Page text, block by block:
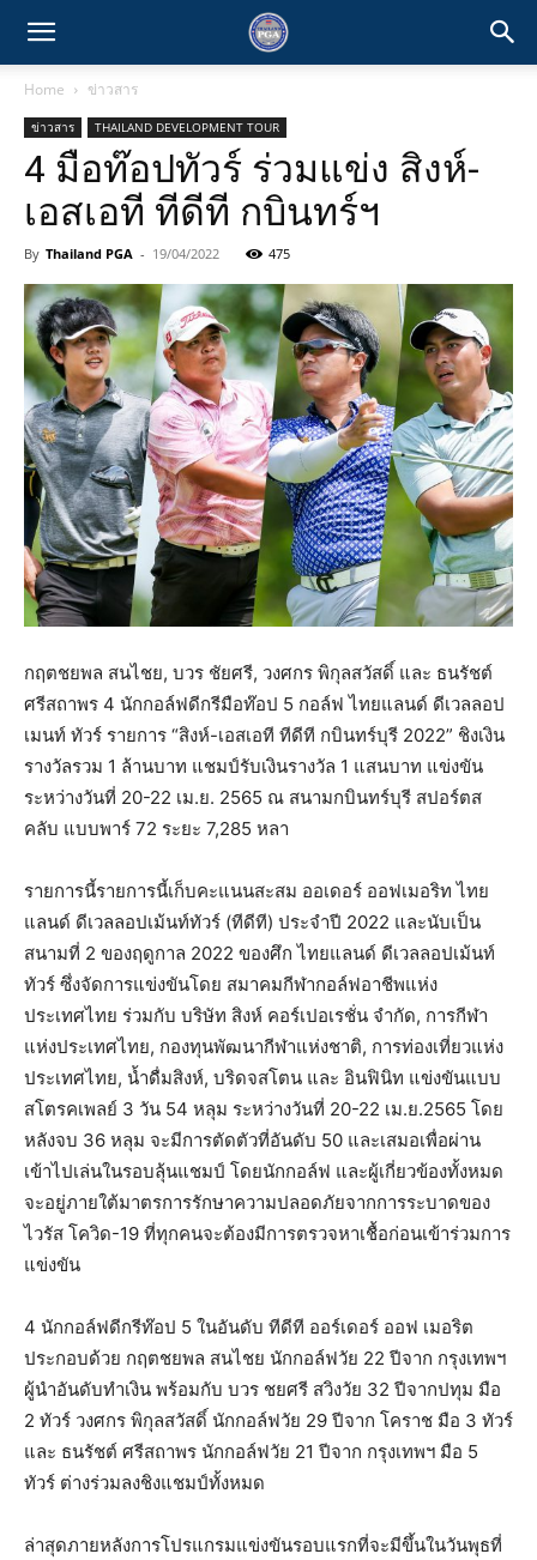
Home ข่าวสาร
ข่าวสาร THAILAND DEVELOPMENT TOUR
4 มือท๊อปทัวร์ ร่วมแข่ง สิงห์-
เอสเอที ทีดีที กบินทร์ฯ
By Thailand PGA - 19/04/2022 475
กฤตชยพล สนไชย, บวร ชัยศรี, วงศกร พิกุลสวัสดิ์ และ ธนรัชต์
ศรีสถาพร 4 นักกอล์ฟดีกรีมือท๊อป 5 กอล์ฟ ไทยแลนด์ ดีเวลลอป
เมนท์ ทัวร์ รายการ “สิงห์-เอสเอที ทีดีที กบินทร์บุรี 2022” ชิงเงิน
รางวัลรวม 1 ล้านบาท แชมป์รับเงินรางวัล 1 แสนบาท แข่งขัน
ระหว่างวันที่ 20-22 เม.ย. 2565 ณ สนามกบินทร์บุรี สปอร์ตส
คลับ แบบพาร์ 72 ระยะ 7,285 หลา
รายการนี้รายการนี้เก็บคะแนนสะสม ออเดอร์ ออฟเมอริท ไทย
แลนด์ ดีเวลลอปเม้นท์ทัวร์ (ทีดีที) ประจำปี 2022 และนับเป็น
สนามที่ 2 ของฤดูกาล 2022 ของศึก ไทยแลนด์ ดีเวลลอปเม้นท์
ทัวร์ ซึ่งจัดการแข่งขันโดย สมาคมกีฬากอล์ฟอาชีพแห่ง
ประเทศไทย ร่วมกับ บริษัท สิงห์ คอร์เปอเรชั่น จำกัด, การกีฬา
แห่งประเทศไทย, กองทุนพัฒนากีฬาแห่งชาติ, การท่องเที่ยวแห่ง
ประเทศไทย, น้ำดื่มสิงห์, บริดจสโตน และ อินฟินิท แข่งขันแบบ
สโตรคเพลย์ 3 วัน 54 หลุม ระหว่างวันที่ 20-22 เม.ย.2565 โดย
หลังจบ 36 หลุม จะมีการตัดตัวที่อันดับ 50 และเสมอเพื่อผ่าน
เข้าไปเล่นในรอบลุ้นแชมป์ โดยนักกอล์ฟ และผู้เกี่ยวข้องทั้งหมด
จะอยู่ภายใต้มาตรการรักษาความปลอดภัยจากการระบาดของ
ไวรัส โควิด-19 ที่ทุกคนจะต้องมีการตรวจหาเชื้อก่อนเข้าร่วมการ
แข่งขัน
4 นักกอล์ฟดีกรีท๊อป 5 ในอันดับ ทีดีที ออร์เดอร์ ออฟ เมอริต
ประกอบด้วย กฤตชยพล สนไชย นักกอล์ฟวัย 22 ปีจาก กรุงเทพฯ
ผู้นำอันดับทำเงิน พร้อมกับ บวร ชยศรี สวิงวัย 32 ปีจากปทุม มือ
2 ทัวร์ วงศกร พิกุลสวัสดิ์ นักกอล์ฟวัย 29 ปีจาก โคราช มือ 3 ทัวร์
และ ธนรัชต์ ศรีสถาพร นักกอล์ฟวัย 21 ปีจาก กรุงเทพฯ มือ 5
ทัวร์ ต่างร่วมลงชิงแชมป์ทั้งหมด
ล่าสุดภายหลังการโปรแกรมแข่งขันรอบแรกที่จะมีขึ้นในวันพุธที่